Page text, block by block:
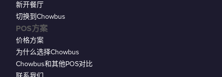
新开餐厅
切换到Chowbus
POS方案
价格方案
为什么选择Chowbus
Chowbus和其他POS对比